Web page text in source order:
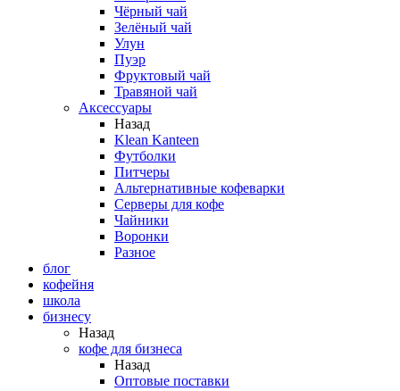
Чёрный чай
Зелёный чай
Улун
Пуэр
Фруктовый чай
Травяной чай
Аксессуары
Назад
Klean Kanteen
Футболки
Питчеры
Альтернативные кофеварки
Серверы для кофе
Чайники
Воронки
Разное
блог
кофейня
школа
бизнесу
Назад
кофе для бизнеса
Назад
Оптовые поставки